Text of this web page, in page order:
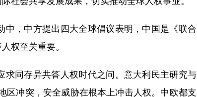
，中方提出四大全球倡议表明，中国是《联合
权至关重要。
同存异共答人权时代之问。意大利民主研究与
区冲突，安全威胁在根本上冲击人权。中欧都支